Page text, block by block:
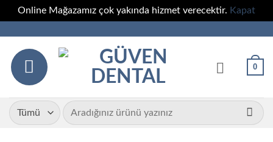
Online Mağazamız çok yakında hizmet verecektir. Kapat
0
Ara: